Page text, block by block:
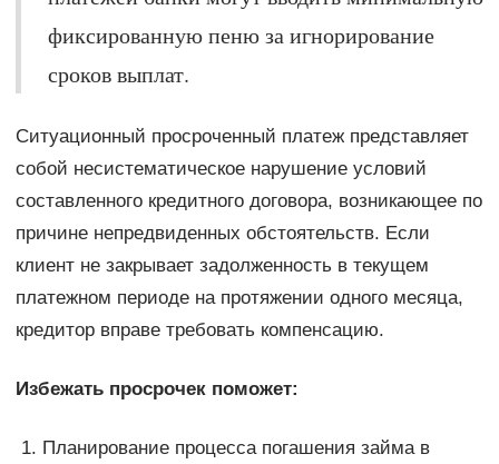
фиксированную пеню за игнорирование
сроков выплат.
Ситуационный просроченный платеж представляет
собой несистематическое нарушение условий
составленного кредитного договора, возникающее по
причине непредвиденных обстоятельств. Если
клиент не закрывает задолженность в текущем
платежном периоде на протяжении одного месяца,
кредитор вправе требовать компенсацию.
Избежать просрочек поможет:
Планирование процесса погашения займа в